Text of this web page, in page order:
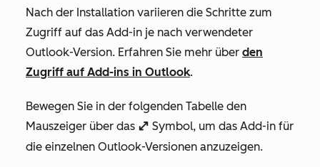
Nach der Installation variieren die Schritte zum
Zugriff auf das Add-in je nach verwendeter
Outlook-Version. Erfahren Sie mehr über den
Zugriff auf Add-ins in Outlook.
Bewegen Sie in der folgenden Tabelle den
Mauszeiger über das enlargeIcon Symbol, um das Add-in für
die einzelnen Outlook-Versionen anzuzeigen.